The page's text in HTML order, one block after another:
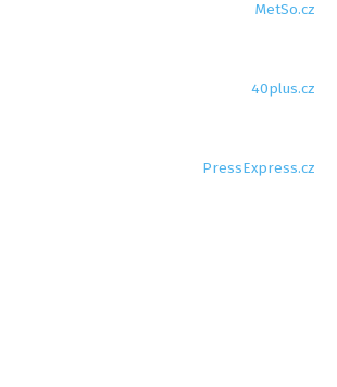
MetSo.cz
40plus.cz
PressExpress.cz